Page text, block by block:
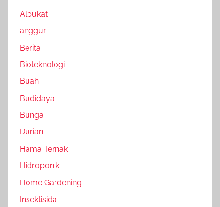
Alpukat
anggur
Berita
Bioteknologi
Buah
Budidaya
Bunga
Durian
Hama Ternak
Hidroponik
Home Gardening
Insektisida